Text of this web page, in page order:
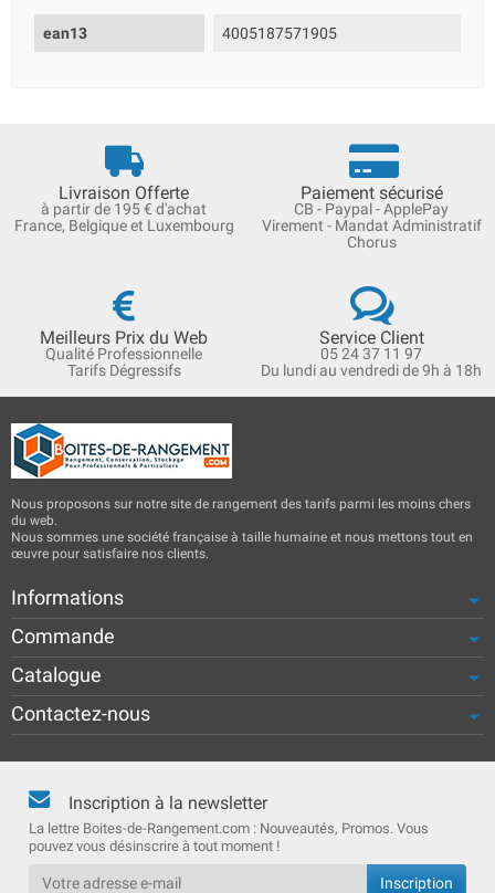
ean13 4005187571905
Livraison Offerte
à partir de 195 € d'achat
France, Belgique et Luxembourg
Paiement sécurisé
CB - Paypal - ApplePay
Virement - Mandat Administratif
Chorus
Meilleurs Prix du Web
Qualité Professionnelle
Tarifs Dégressifs
Service Client
05 24 37 11 97
Du lundi au vendredi de 9h à 18h
Nous proposons sur notre site de rangement des tarifs parmi les moins chers
du web.
Nous sommes une société française à taille humaine et nous mettons tout en
œuvre pour satisfaire nos clients.
Informations
Commande
Catalogue
Contactez-nous
Inscription à la newsletter
La lettre Boites-de-Rangement.com : Nouveautés, Promos. Vous
pouvez vous désinscrire à tout moment !